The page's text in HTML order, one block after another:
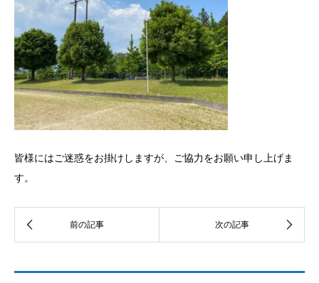
皆様にはご迷惑をお掛けしますが、ご協力をお願い申し上げま
す。